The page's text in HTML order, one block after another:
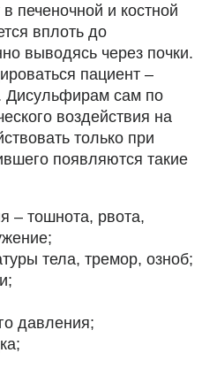
печеночной и костной
вплоть до
выводясь через почки.
пациент –
Дисульфирам сам по
воздействия на
только при
появляются такие
– тошнота, рвота,
тела, тремор, озноб;
давления;